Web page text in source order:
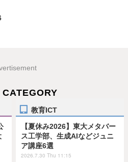
CATEGORY
教育ICT
【夏休み2026】東大メタバー
ス工学部、生成AIなどジュニ
ア講座6選
2026.7.30 Thu 11:15